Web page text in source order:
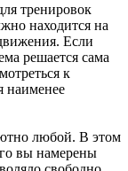
тренировок
находится на
Если
решается сама
к
наименее
любой. В этом
вы намерены